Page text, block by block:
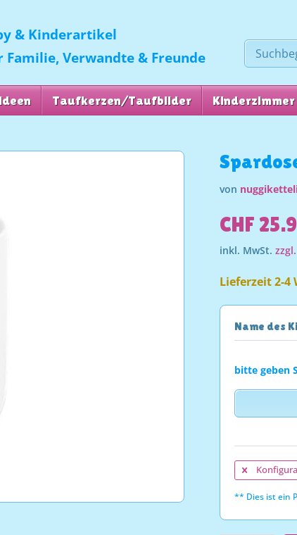
& Kinderartikel
Familie, Verwandte & Freunde
Taufkerzen/Taufbilder Kinderzimmer
von
CHF
inkl. MwSt.
Lieferzeit 2-4
Name des
bitte geben
** Dies ist ein